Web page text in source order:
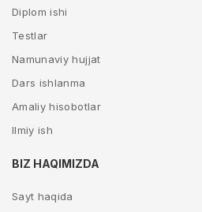
Diplom ishi
Testlar
Namunaviy hujjat
Dars ishlanma
Amaliy hisobotlar
Ilmiy ish
BIZ HAQIMIZDA
Sayt haqida